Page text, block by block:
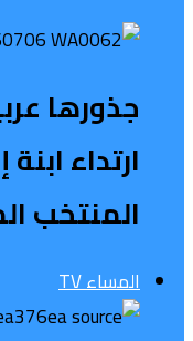
جذورها
ارتداء
المنتخب
المساء TV